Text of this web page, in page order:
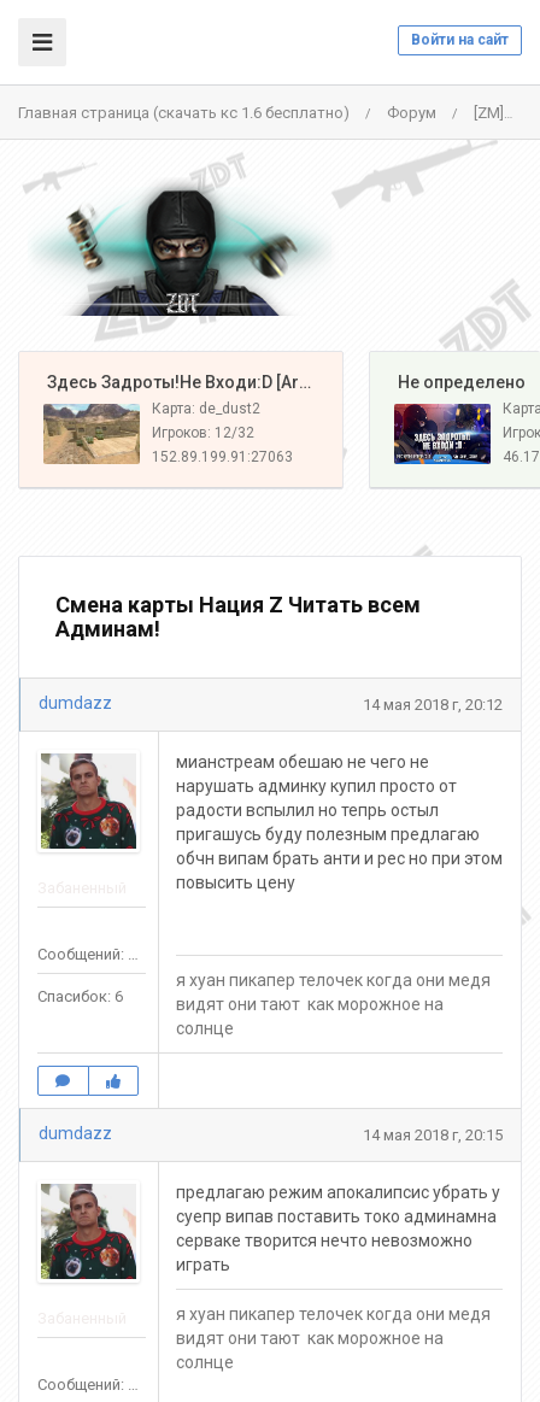
Войти на сайт
Главная страница (скачать кс 1.6 бесплатно) / Форум / [ZM]НАЦИЯ Z[CSO+LVL] - 46.174.55.7:27015
️ Здесь Задроты!Не Входи:D [Army#1]
Карта: de_dust2
Игроков: 12/32
152.89.199.91:27063
️ Не определено
Смена карты Нация Z Читать всем
Админам!
dumdazz 14 мая 2018 г, 20:12
Сообщений: 141
Спасибок: 6
мианстреам обешаю не чего не
нарушать админку купил просто от
радости вспылил но тепрь остыл
пригашусь буду полезным предлагаю
обчн випам брать анти и рес но при этом
повысить цену
я хуан пикапер телочек когда они медя
видят они тают как морожное на
солнце
dumdazz 14 мая 2018 г, 20:15
Сообщений: 141
предлагаю режим апокалипсис убрать у
суепр випав поставить токо админамна
серваке творится нечто невозможно
играть
я хуан пикапер телочек когда они медя
видят они тают как морожное на
солнце